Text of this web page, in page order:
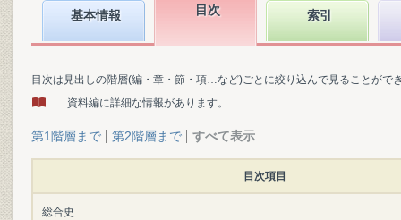
基本情報 目次 索引
目次は見出しの階層(編・章・節・項…など)ごとに絞り込んで見ることがで
… 資料編に詳細な情報があります。
第1階層まで 第2階層まで すべて表示
目次項目
総合史